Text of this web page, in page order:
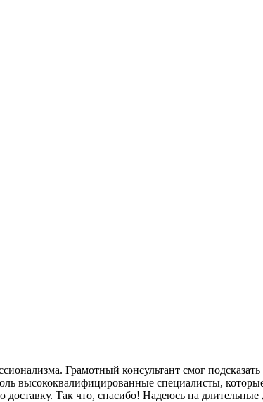
Грамотный консультант смог подсказать
высококвалифицированные специалисты,
Так что, спасибо! Надеюсь на